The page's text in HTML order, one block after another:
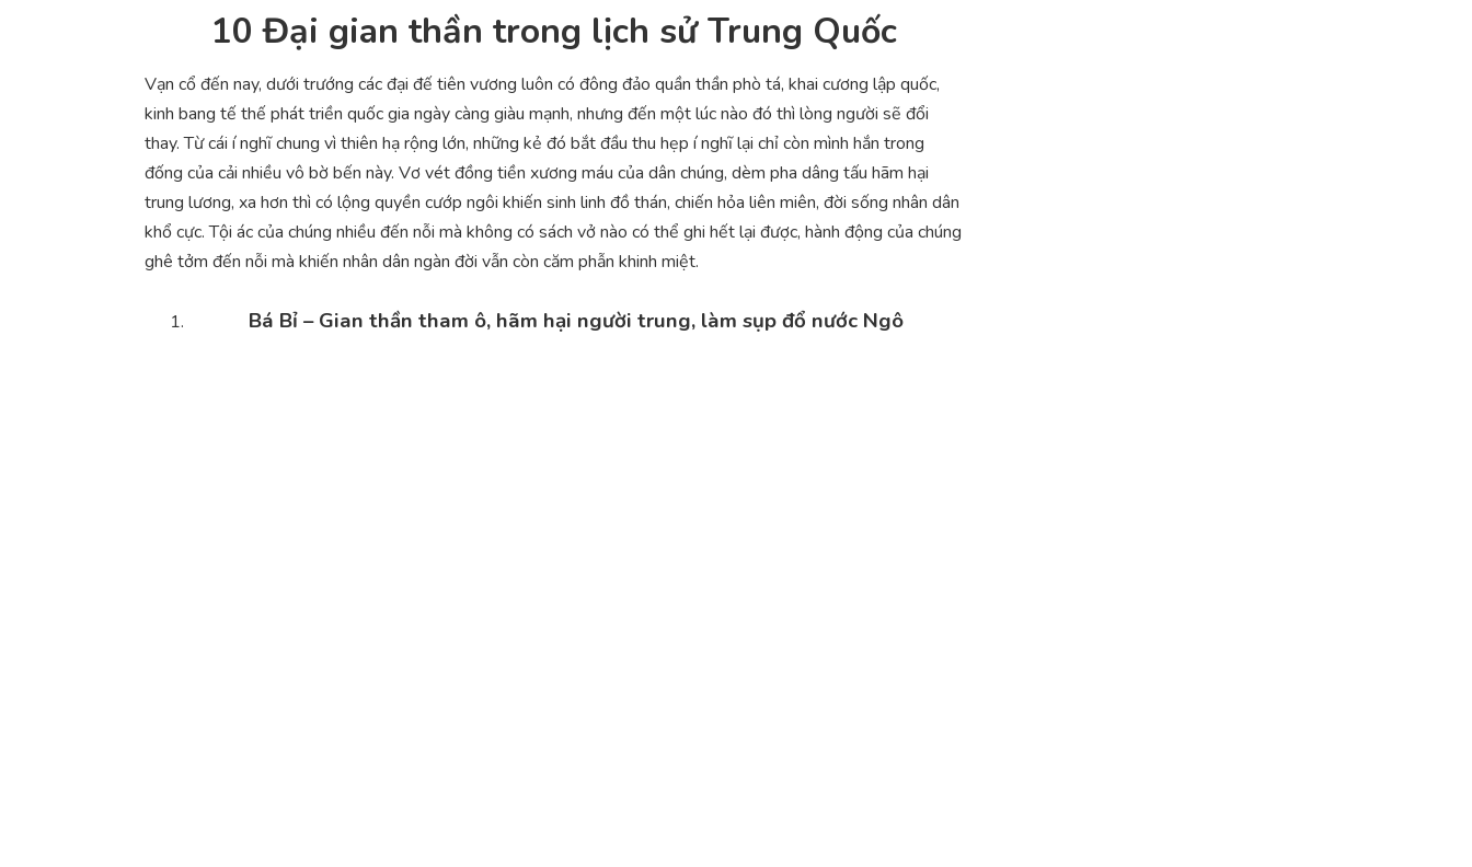
10 Đại gian thần trong lịch sử Trung Quốc
Vạn cổ đến nay, dưới trướng các đại đế tiên vương luôn có đông đảo quần thần phò tá, khai cương lập quốc,
kinh bang tế thế phát triền quốc gia ngày càng giàu mạnh, nhưng đến một lúc nào đó thì lòng người sẽ đổi
thay. Từ cái í nghĩ chung vì thiên hạ rộng lớn, những kẻ đó bắt đầu thu hẹp í nghĩ lại chỉ còn mình hắn trong
đống của cải nhiều vô bờ bến này. Vơ vét đồng tiền xương máu của dân chúng, dèm pha dâng tấu hãm hại
trung lương, xa hơn thì có lộng quyền cướp ngôi khiến sinh linh đồ thán, chiến hỏa liên miên, đời sống nhân dân
khổ cực. Tội ác của chúng nhiều đến nỗi mà không có sách vở nào có thể ghi hết lại được, hành động của chúng
ghê tởm đến nỗi mà khiến nhân dân ngàn đời vẫn còn căm phẫn khinh miệt.
Bá Bỉ – Gian thần tham ô, hãm hại người trung, làm sụp đổ nước Ngô